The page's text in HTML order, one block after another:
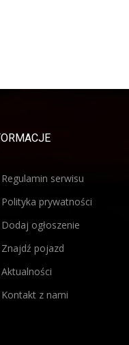
Regulamin serwisu
Polityka prywatności
Dodaj ogłoszenie
Znajdź pojazd
Aktualności
Kontakt z nami